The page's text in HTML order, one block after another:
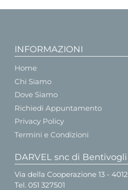
INFORMAZIONI
Home
Chi Siamo
Dove Siamo
Richiedi Appuntamento
Privacy Policy
Termini e Condizioni
DARVEL snc di
Via della Cooperazione 13 -
Tel. 051 327501